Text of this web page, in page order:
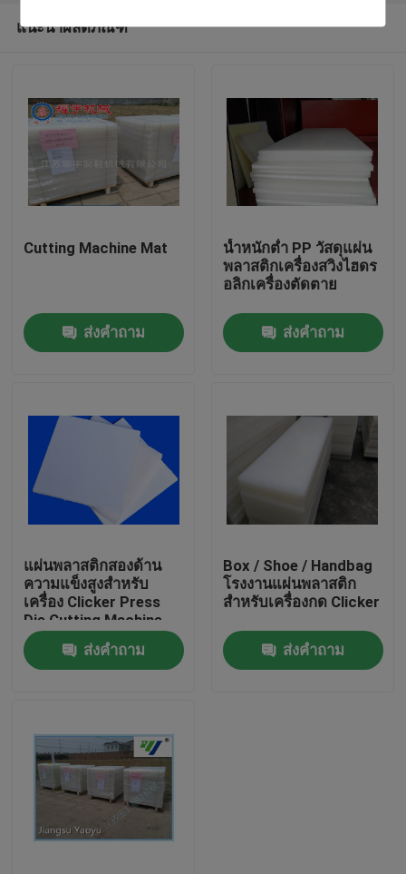
บ้าน
เกี่ยวกับเรา
ทัวร์โรงงาน
ควบคุมคุณภาพ
ติดต่อเรา
เครื่องตัดไฮดรอลิก
กดเครื่องตัดไฮดรอลิก
แนะนำผลิตภัณฑ์
Cutting Machine Mat
ส่งคำถาม
น้ำหนักต่ำ PP วัสดุแผ่น
พลาสติกเครื่องสวิงไฮดร
อลิกเครื่องตัดตาย
ส่งคำถาม
แผ่นพลาสติกสองด้าน
ความแข็งสูงสำหรับ
เครื่อง Clicker Press
Die Cutting Machine
ส่งคำถาม
Box / Shoe / Handbag
โรงงานแผ่นพลาสติก
สำหรับเครื่องกด Clicker
ส่งคำถาม